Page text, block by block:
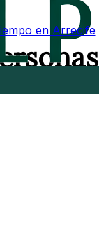
en Arrecife